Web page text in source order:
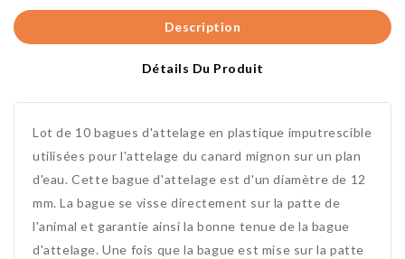
Description
Détails Du Produit
Lot de 10 bagues d'attelage en plastique imputrescible
utilisées pour l'attelage du canard mignon sur un plan
d'eau. Cette bague d'attelage est d'un diamètre de 12
mm. La bague se visse directement sur la patte de
l'animal et garantie ainsi la bonne tenue de la bague
d'attelage. Une fois que la bague est mise sur la patte